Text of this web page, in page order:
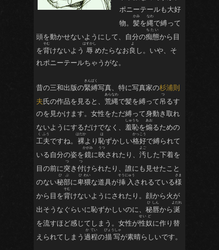
ポニーテールも大好
物。 髪を縄で縛って
頭を動かせないようにして、自分の痴態から目
を背けないよう 辱 めたらなお良 し。いや、そ
れポニーテールちゃうがな。
昔の三和出版の緊縛写真、特に写真家の杉浦則
夫氏の作品を見ると、 荒縄で髪を縛って吊 るす
のを見かけます。女性をただ縛って身動き取れ
ないようにするだけでなく、 羞恥を煽るための
工夫ですね。 裸より恥ずかしい格好で縛られて
いる自分の姿を鏡に映されたり、 汚した下着を
目の前に突き付けられたり、誰にも見せたこと
のない秘部に卑猥な道具が挿入 されるている様
から目を背けないようにされたり。顔から火が
出そうなぐらいに恥ずかしいのに、 秘唇から涎
を流すほど感じてしまう。女性が性奴に作り替
えられてしまう過程の描写が素晴らしいです。